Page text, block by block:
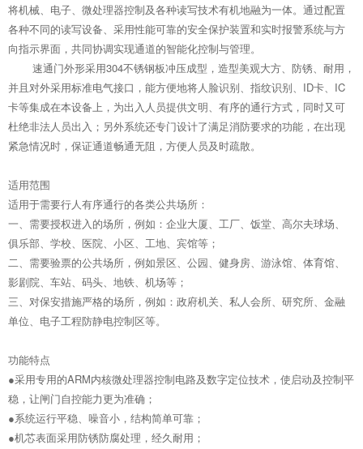
将机械、电子、微处理器控制及各种读写技术有机地融为一体。通过配置
各种不同的读写设备、采用性能可靠的安全保护装置和实时报警系统与方
向指示界面，共同协调实现通道的智能化控制与管理。
速通门外形采用304不锈钢板冲压成型，造型美观大方、防锈、耐用，
并且对外采用标准电气接口，能方便地将人脸识别、指纹识别、ID卡、IC
卡等集成在本设备上，为出入人员提供文明、有序的通行方式，同时又可
杜绝非法人员出入；另外系统还专门设计了满足消防要求的功能，在出现
紧急情况时，保证通道畅通无阻，方便人员及时疏散。
适用范围
适用于需要行人有序通行的各类公共场所：
一、需要授权进入的场所，例如：企业大厦、工厂、饭堂、高尔夫球场、
俱乐部、学校、医院、小区、工地、宾馆等；
二、需要验票的公共场所，例如景区、公园、健身房、游泳馆、体育馆、
影剧院、车站、码头、地铁、机场等；
三、对保安措施严格的场所，例如：政府机关、私人会所、研究所、金融
单位、电子工程防静电控制区等。
功能特点
●采用专用的ARM内核微处理器控制电路及数字定位技术，使启动及控制平
稳，让闸门自控能力更为准确；
●系统运行平稳、噪音小，结构简单可靠；
●机芯表面采用防锈防腐处理，经久耐用；